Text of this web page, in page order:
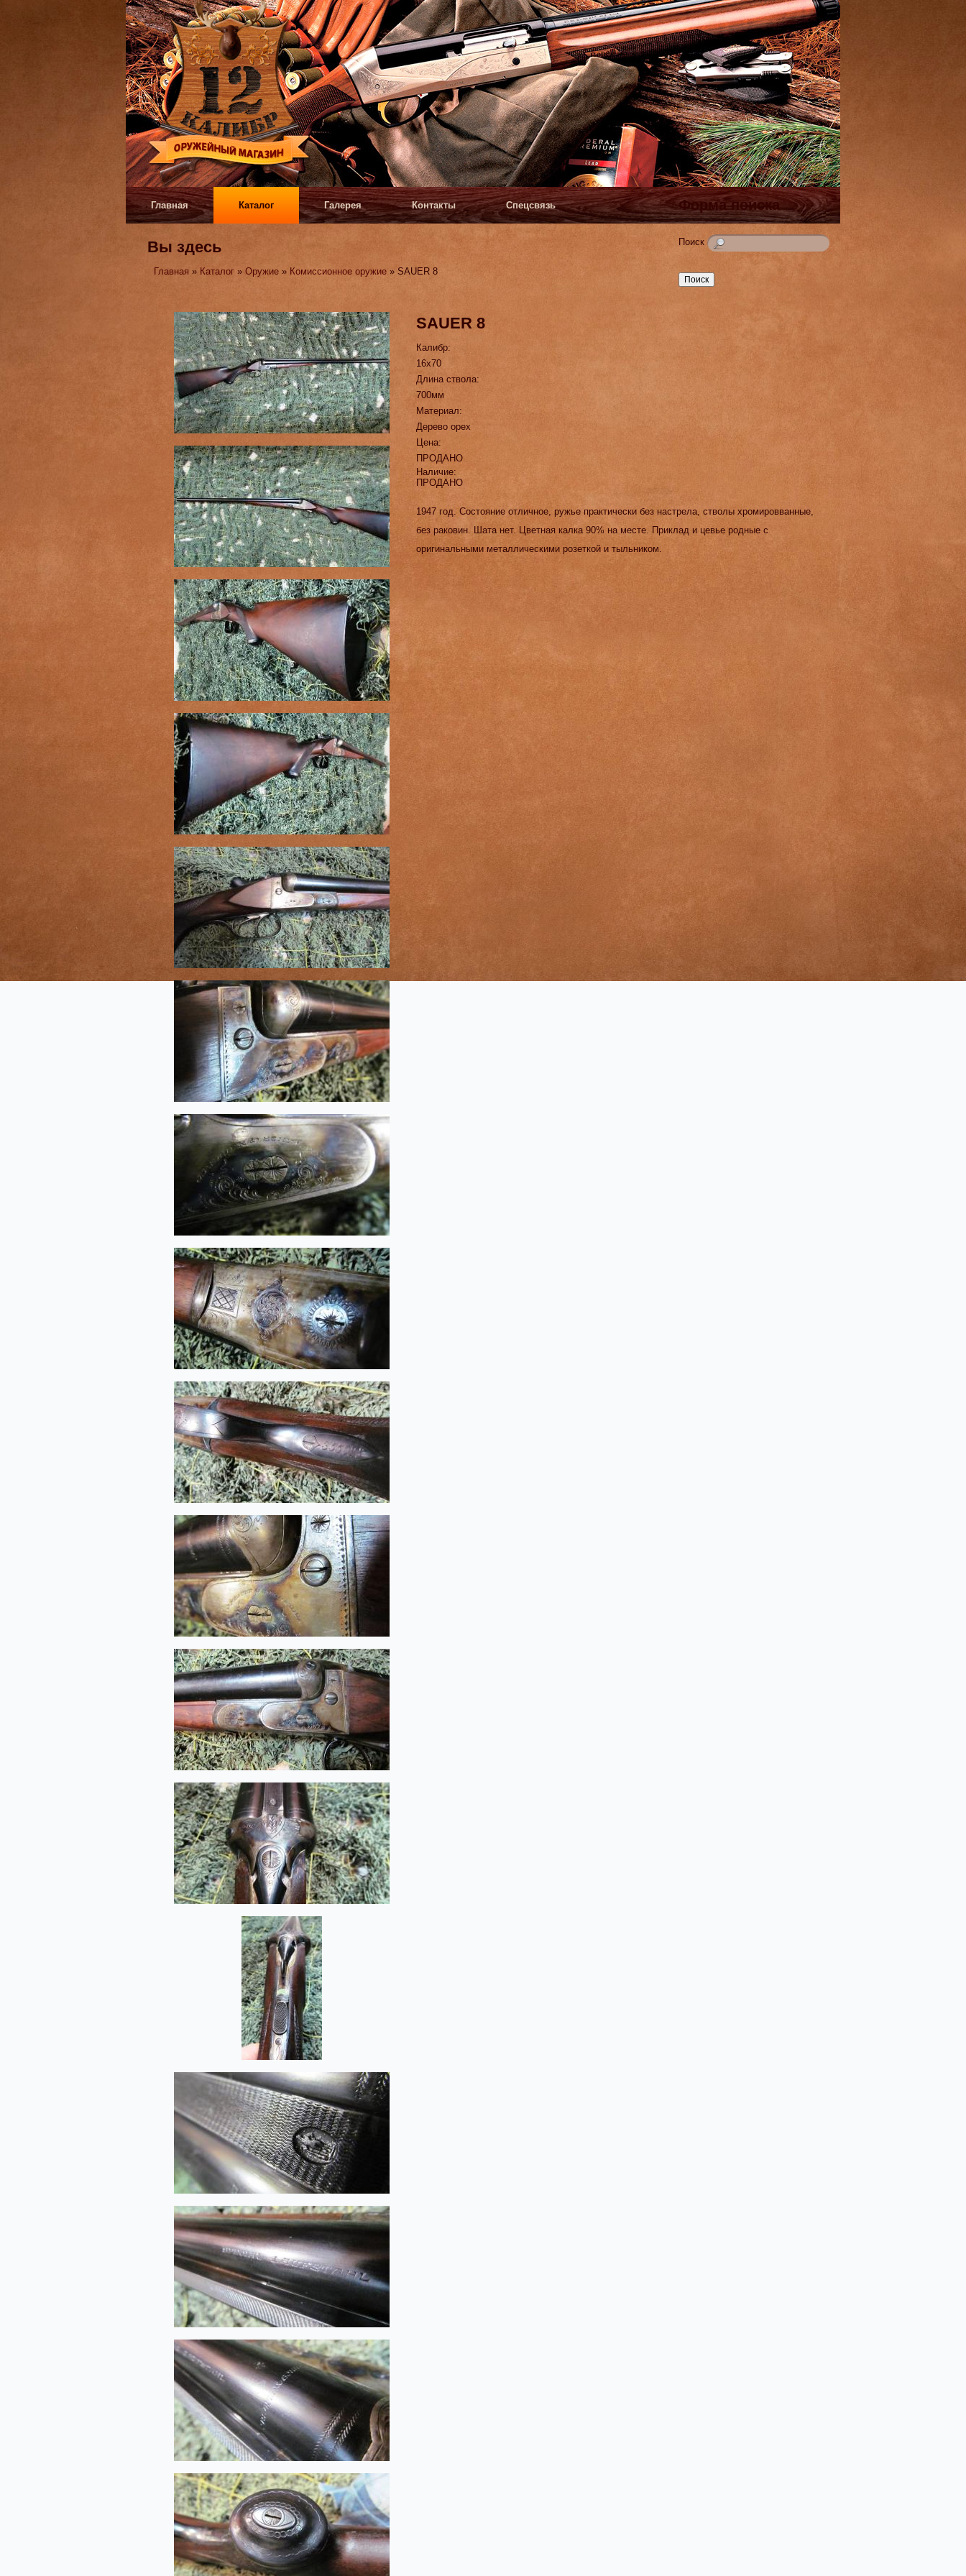
Форма поиска
Поиск
Главная Каталог Галерея Контакты Спецсвязь
Вы здесь
Главная » Каталог »Оружие » Комиссионное оружие » SAUER 8
SAUER 8
Калибр:
16х70
Длина ствола:
700мм
Материал:
Дерево орех
Цена:
ПРОДАНО
Наличие:
ПРОДАНО
1947 год. Состояние отличное, ружье практически без настрела, стволы хромировванные,
без раковин. Шата нет. Цветная калка 90% на месте. Приклад и цевье родные с
оригинальными металлическими розеткой и тыльником.